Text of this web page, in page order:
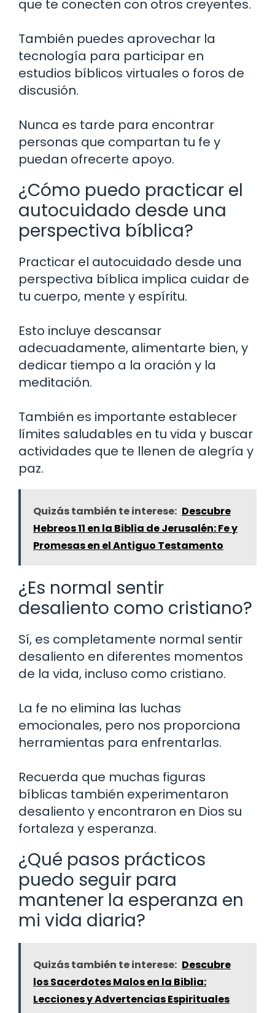
que te conecten con otros creyentes.
También puedes aprovechar la
tecnología para participar en
estudios bíblicos virtuales o foros de
discusión.
Nunca es tarde para encontrar
personas que compartan tu fe y
puedan ofrecerte apoyo.
¿Cómo puedo practicar el
autocuidado desde una
perspectiva bíblica?
Practicar el autocuidado desde una
perspectiva bíblica implica cuidar de
tu cuerpo, mente y espíritu.
Esto incluye descansar
adecuadamente, alimentarte bien, y
dedicar tiempo a la oración y la
meditación.
También es importante establecer
límites saludables en tu vida y buscar
actividades que te llenen de alegría y
paz.
Quizás también te interese: Descubre
Hebreos 11 en la Biblia de Jerusalén: Fe y
Promesas en el Antiguo Testamento
¿Es normal sentir
desaliento como cristiano?
Sí, es completamente normal sentir
desaliento en diferentes momentos
de la vida, incluso como cristiano.
La fe no elimina las luchas
emocionales, pero nos proporciona
herramientas para enfrentarlas.
Recuerda que muchas figuras
bíblicas también experimentaron
desaliento y encontraron en Dios su
fortaleza y esperanza.
¿Qué pasos prácticos
puedo seguir para
mantener la esperanza en
mi vida diaria?
Quizás también te interese: Descubre
los Sacerdotes Malos en la Biblia:
Lecciones y Advertencias Espirituales